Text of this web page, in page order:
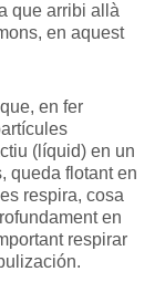
que arribi allà
en aquest
en fer
(líquid) en un
queda flotant en
respira, cosa
en
respirar